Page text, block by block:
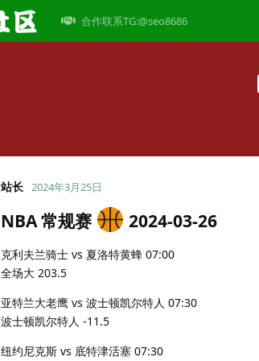
合作联系TG:@seo8686
站长 2024年3月25日
NBA 常规赛 2024-03-26
克利夫兰骑士 vs 夏洛特黄蜂 07:00
全场大 203.5
亚特兰大老鹰 vs 波士顿凯尔特人 07:30
波士顿凯尔特人 -11.5
纽约尼克斯 vs 底特津活塞 07:30